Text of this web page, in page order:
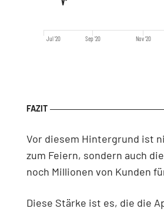
Jul '20 Sep '20 Nov '20
Vor diesem Hintergrund ist
zum Feiern, sondern auch
noch Millionen von Kunden
Diese Stärke ist es, die die